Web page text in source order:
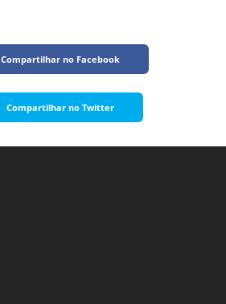
Compartilhar no Facebook
Compartilhar no Twitter